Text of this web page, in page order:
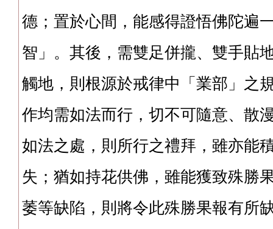
德；置於心間，能感得證悟佛陀遍
智」。其後，需雙足併攏、雙手貼
觸地，則根源於戒律中「業部」之
作均需如法而行，切不可隨意、散
如法之處，則所行之禮拜，雖亦能
失；猶如持花供佛，雖能獲致殊勝
萎等缺陷，則將令此殊勝果報有所